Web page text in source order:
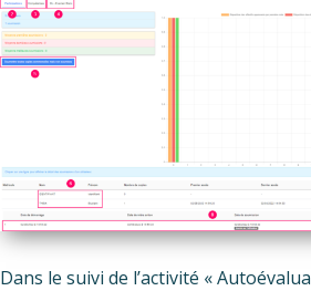
Dans le suivi de l’activité «